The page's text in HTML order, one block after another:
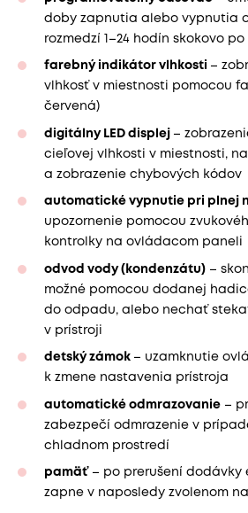
doby zapnutia alebo vypnutia
rozmedzí 1–24 hodín skokovo po
farebný indikátor vlhkosti –
vlhkosť v miestnosti pomocou
červená)
digitálny LED displej –
cieľovej vlhkosti v miestnosti,
a zobrazenie chybových kódov
automatické vypnutie pri plnej
upozornenie pomocou
kontrolky na ovládacom paneli
odvod vody (kondenzátu) –
možné pomocou dodanej
do odpadu, alebo nechať
v prístroji
detský zámok – uzamknutie
k zmene nastavenia prístroja
automatické odmrazovanie –
zabezpečí odmrazenie v
chladnom prostredí
pamäť– po prerušení dodávky
zapne v naposledy zvolenom